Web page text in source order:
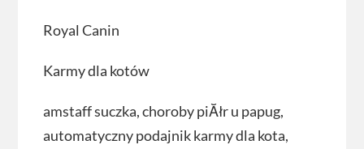
Royal Canin
Karmy dla kotów
amstaff suczka, choroby piĂłr u papug,
automatyczny podajnik karmy dla kota,